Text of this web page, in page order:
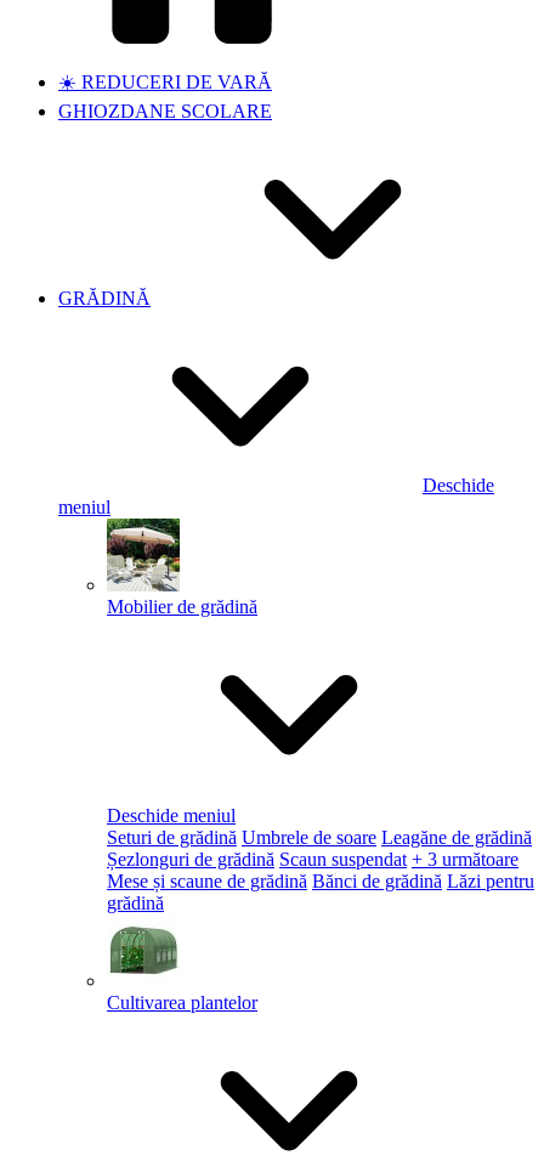
☀️ REDUCERI DE VARĂ
GHIOZDANE SCOLARE
GRĂDINĂ
Deschide
meniul
Mobilier de grădină
Deschide meniul
Seturi de grădină Umbrele de soare Leagăne de grădină
Șezlonguri de grădină Scaun suspendat + 3 următoare
Mese și scaune de grădină Bănci de grădină Lăzi pentru
grădină
Cultivarea plantelor